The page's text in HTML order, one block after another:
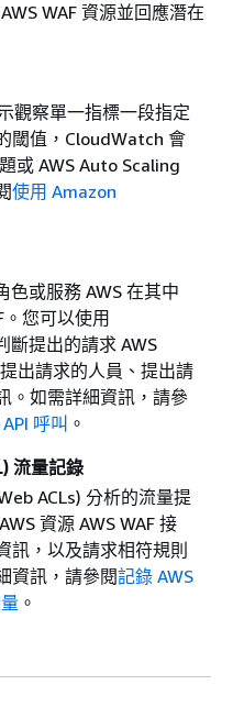
WAF 資源並回應潛在
觀察單一指標一段指定
閾值，CloudWatch 會
或 AWS Auto Scaling
使用 Amazon
或服務 AWS 在其中
您可以使用
斷提出的請求 AWS
出請求的人員、提出請
。如需詳細資訊，請參
呼叫 。
流量記錄
ACLs) 分析的流量提
資源 AWS WAF 接
訊，以及請求相符規則
資訊，請參閱記錄 AWS
。